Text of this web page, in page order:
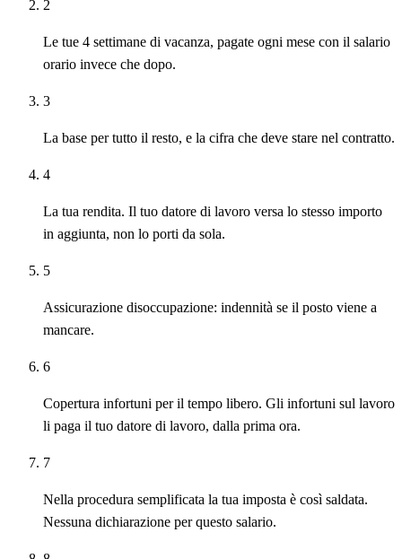
2
Le tue 4 settimane di vacanza, pagate ogni mese con il salario
orario invece che dopo.
3
La base per tutto il resto, e la cifra che deve stare nel contratto.
4
La tua rendita. Il tuo datore di lavoro versa lo stesso importo
in aggiunta, non lo porti da sola.
5
Assicurazione disoccupazione: indennità se il posto viene a
mancare.
6
Copertura infortuni per il tempo libero. Gli infortuni sul lavoro
li paga il tuo datore di lavoro, dalla prima ora.
7
Nella procedura semplificata la tua imposta è così saldata.
Nessuna dichiarazione per questo salario.